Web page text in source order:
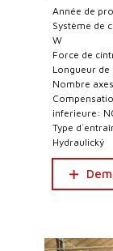
Année de
Système de
W
Force de
Longueur
Nombre
inferieure:
Type
Hydraulický